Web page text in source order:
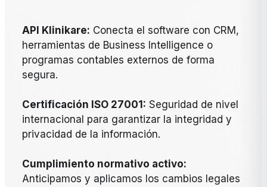
API Klinikare: Conecta el software con CRM,
herramientas de Business Intelligence o
programas contables externos de forma
segura.
Certificación ISO 27001: Seguridad de nivel
internacional para garantizar la integridad y
privacidad de la información.
Cumplimiento normativo activo:
Anticipamos y aplicamos los cambios legales